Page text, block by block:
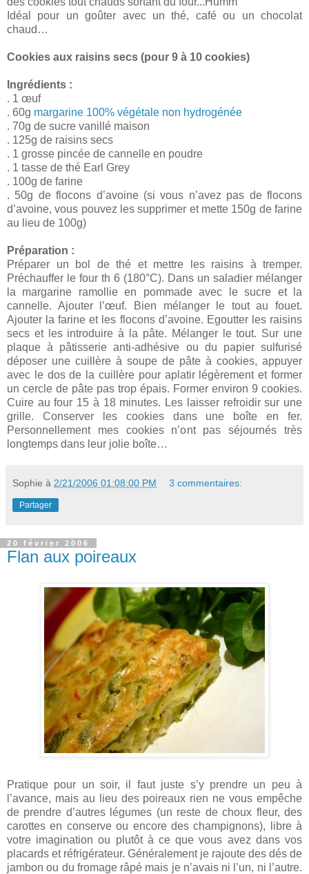
Idéal pour un goûter avec un thé, café ou un chocolat
chaud…
Cookies aux raisins secs (pour 9 à 10 cookies)
Ingrédients :
. 1 œuf
. 60g margarine 100% végétale non hydrogénée
. 70g de sucre vanillé maison
. 125g de raisins secs
. 1 grosse pincée de cannelle en poudre
. 1 tasse de thé Earl Grey
. 100g de farine
. 50g de flocons d’avoine (si vous n’avez pas de flocons
d’avoine, vous pouvez les supprimer et mette 150g de farine
au lieu de 100g)
Préparation :
Préparer un bol de thé et mettre les raisins à tremper.
Préchauffer le four th 6 (180°C). Dans un saladier mélanger
la margarine ramollie en pommade avec le sucre et la
cannelle. Ajouter l’œuf. Bien mélanger le tout au fouet.
Ajouter la farine et les flocons d’avoine. Egoutter les raisins
secs et les introduire à la pâte. Mélanger le tout. Sur une
plaque à pâtisserie anti-adhésive ou du papier sulfurisé
déposer une cuillère à soupe de pâte à cookies, appuyer
avec le dos de la cuillère pour aplatir légèrement et former
un cercle de pâte pas trop épais. Former environ 9 cookies.
Cuire au four 15 à 18 minutes. Les laisser refroidir sur une
grille. Conserver les cookies dans une boîte en fer.
Personnellement mes cookies n’ont pas séjournés très
longtemps dans leur jolie boîte…
Sophie à 2/21/2006 01:08:00 PM 3 commentaires:
Partager
20 février 2006
Flan aux poireaux
Pratique pour un soir, il faut juste s’y prendre un peu à
l’avance, mais au lieu des poireaux rien ne vous empêche
de prendre d’autres légumes (un reste de choux fleur, des
carottes en conserve ou encore des champignons), libre à
votre imagination ou plutôt à ce que vous avez dans vos
placards et réfrigérateur. Généralement je rajoute des dés de
jambon ou du fromage râpé mais je n’avais ni l’un, ni l’autre.